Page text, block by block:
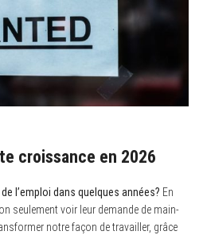
croissance en 2026
l’emploi dans quelques années? En
seulement voir leur demande de main-
notre façon de travailler, grâce